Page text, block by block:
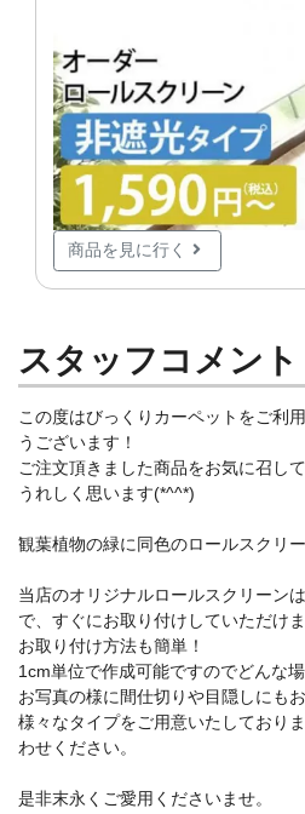
商品を見に行く
スタッフコメント
この度はびっくりカーペットをご利
うございます！
ご注文頂きました商品をお気に召し
うれしく思います(*^^*)
観葉植物の緑に同色のロールスクリ
当店のオリジナルロールスクリーン
で、すぐにお取り付けしていただけ
お取り付け方法も簡単！
1cm単位で作成可能ですのでどんな
お写真の様に間仕切りや目隠しにも
様々なタイプをご用意いたしており
わせください。
是非末永くご愛用くださいませ。